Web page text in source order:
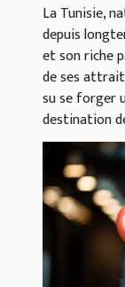
La Tunisie,
depuis
et son riche
de ses
su se forger
destination